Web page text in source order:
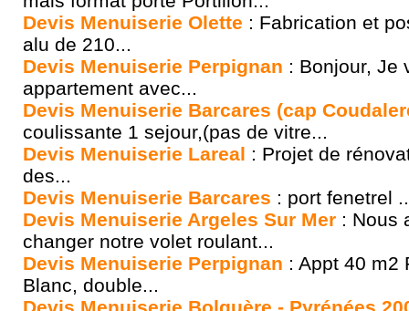
Devis Menuiserie Olette : Fabrication et
alu de 210...
Devis Menuiserie Perpignan : Bonjour, Je
appartement avec...
Devis Menuiserie Barcares (cap
coulissante 1 sejour,(pas de vitre...
Devis Menuiserie Lareal : Projet de
des...
Devis Menuiserie Barcares : port fenetrel
Devis Menuiserie Argeles Sur Mer : Nous
changer notre volet roulant...
Devis Menuiserie Perpignan : Appt 40 m2
Blanc, double...